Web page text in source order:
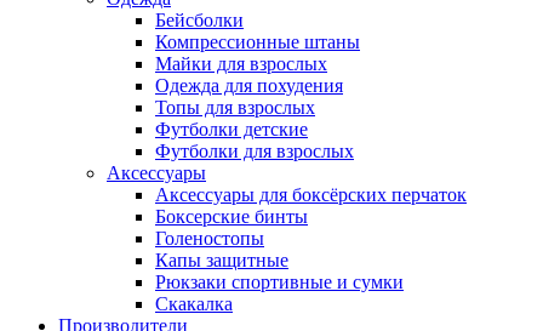
Бейсболки
Компрессионные штаны
Майки для взрослых
Одежда для похудения
Топы для взрослых
Футболки детские
Футболки для взрослых
Аксессуары
Аксессуары для боксёрских перчаток
Боксерские бинты
Голеностопы
Капы защитные
Рюкзаки спортивные и сумки
Скакалка
Производители